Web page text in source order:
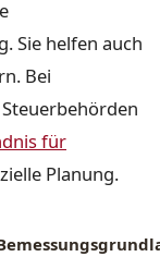
Sie helfen auch
Bei
für
Planung.